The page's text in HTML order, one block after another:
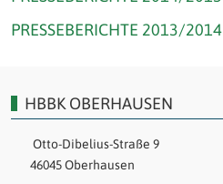
PRESSEBERICHTE 2013/2014
HBBK OBERHAUSEN
Otto-Dibelius-Straße 9
46045 Oberhausen